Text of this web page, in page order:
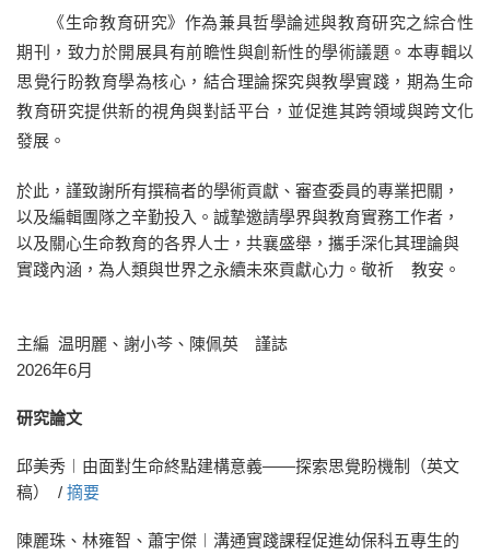
《生命教育研究》作為兼具哲學論述與教育研究之綜合性
期刊，致力於開展具有前瞻性與創新性的學術議題。本專輯以
思覺行盼教育學為核心，結合理論探究與教學實踐，期為生命
教育研究提供新的視角與對話平台，並促進其跨領域與跨文化
發展。
於此，謹致謝所有撰稿者的學術貢獻、審查委員的專業把關，
以及編輯團隊之辛勤投入。誠摯邀請學界與教育實務工作者，
以及關心生命教育的各界人士，共襄盛舉，攜手深化其理論與
實踐內涵，為人類與世界之永續未來貢獻心力。敬祈 教安。
主編 温明麗、謝小芩、陳佩英 謹誌
2026年6月
研究論文
邱美秀︱由面對生命終點建構意義——探索思覺盼機制（英文
稿） / 摘要
陳麗珠、林雍智、蕭宇傑︱溝通實踐課程促進幼保科五專生的